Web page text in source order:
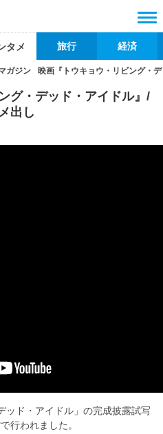
タメ 旅行 経済
ガジン 映画『トウキョウ・リビング・
グ・デッド・アイドル』/
出し
ッド・アイドル」の完成披露試写
行われました。